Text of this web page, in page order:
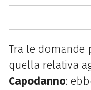
Tra le domande
quella relativa
Capodanno: